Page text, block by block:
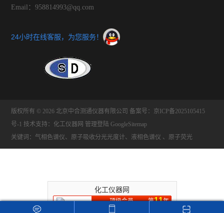
Email：958814993@qq.com
24小时在线客服，为您服务！
版权所有 © 2026 北京中合测通仪器有限公司 备案号：京ICP备2025105415
号-1 技术支持： 化工仪器网 管理登陆 GoogleSitemap
关键词：气相色谱仪、原子吸收分光光度计、液相色谱仪 、原子荧光
化工仪器网
顶级会员 第11年